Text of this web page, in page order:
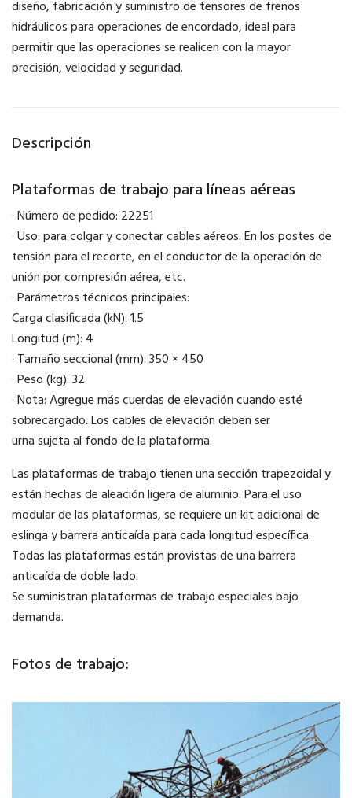
diseño, fabricación y suministro de tensores de frenos
hidráulicos para operaciones de encordado, ideal para
permitir que las operaciones se realicen con la mayor
precisión, velocidad y seguridad.
Descripción
Plataformas de trabajo para líneas aéreas
· Número de pedido: 22251
· Uso: para colgar y conectar cables aéreos. En los postes de
tensión para el recorte, en el conductor de la operación de
unión por compresión aérea, etc.
· Parámetros técnicos principales:
Carga clasificada (kN): 1.5
Longitud (m): 4
· Tamaño seccional (mm): 350 × 450
· Peso (kg): 32
· Nota: Agregue más cuerdas de elevación cuando esté
sobrecargado. Los cables de elevación deben ser
urna sujeta al fondo de la plataforma.
Las plataformas de trabajo tienen una sección trapezoidal y
están hechas de aleación ligera de aluminio. Para el uso
modular de las plataformas, se requiere un kit adicional de
eslinga y barrera anticaída para cada longitud específica.
Todas las plataformas están provistas de una barrera
anticaída de doble lado.
Se suministran plataformas de trabajo especiales bajo
demanda.
Fotos de trabajo: